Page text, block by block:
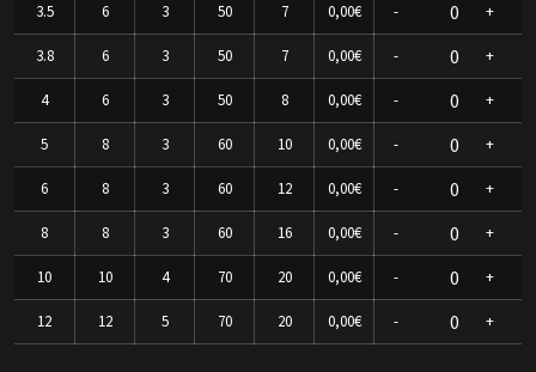
3.5 6 3 50 7 0,00€ - +
3.8 6 3 50 7 0,00€ - +
4 6 3 50 8 0,00€ - +
5 8 3 60 10 0,00€ - +
6 8 3 60 12 0,00€ - +
8 8 3 60 16 0,00€ - +
10 10 4 70 20 0,00€ - +
12 12 5 70 20 0,00€ - +